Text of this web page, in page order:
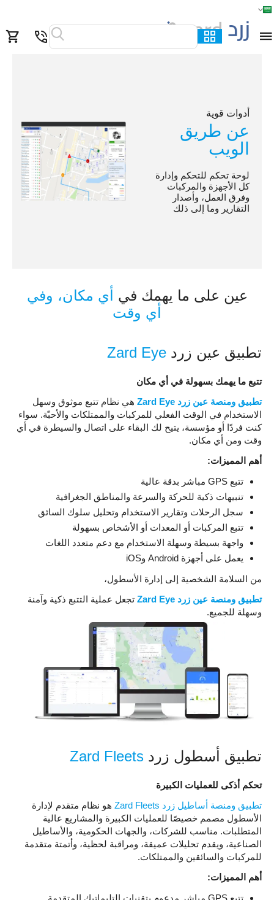
أدوات قوية
عن طريق
الويب
لوحة تحكم للتحكم وإدارة
كل الأجهزة والمركبات
وفرق العمل، وأصدار
التقارير وما إلى ذلك
عين على ما يهمك في
أي مكان، وفي
أي وقت
تطبيق عين زرد Zard Eye
تتبع ما يهمك بسهولة في أي مكان
تطبيق ومنصة عين زرد Zard Eye
هي نظام تتبع موثوق وسهل
الاستخدام في الوقت الفعلي للمركبات والممتلكات والأحبّة. سواء
كنت فردًا أو مؤسسة، يتيح لك البقاء على اتصال والسيطرة في أي
وقت ومن أي مكان.
أهم المميزات:
تتبع GPS مباشر بدقة عالية
تنبيهات ذكية للحركة والسرعة والمناطق الجغرافية
سجل الرحلات وتقارير الاستخدام وتحليل سلوك السائق
تتبع المركبات أو المعدات أو الأشخاص بسهولة
واجهة بسيطة وسهلة الاستخدام مع دعم متعدد اللغات
يعمل على أجهزة Android وiOS
من السلامة الشخصية إلى إدارة الأسطول،
تطبيق ومنصة عين زرد Zard Eye
تجعل عملية التتبع ذكية وآمنة
وسهلة للجميع.
تطبيق أسطول زرد Zard Fleets
تحكم أذكى للعمليات الكبيرة
تطبيق ومنصة أساطيل زرد Zard Fleets
هو نظام متقدم لإدارة
الأسطول مصمم خصيصًا للعمليات الكبيرة والمشاريع عالية
المتطلبات. مناسب للشركات، والجهات الحكومية، والأساطيل
الصناعية، ويقدم تحليلات عميقة، ومراقبة لحظية، وأتمتة متقدمة
للمركبات والسائقين والممتلكات.
أهم المميزات:
تتبع GPS مباشر مدعوم بتقنيات التليماتيك المتقدمة
الرئيسية القائمة بحث السلة قائمة المفضلة